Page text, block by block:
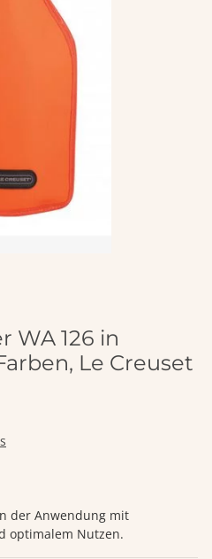
WA 126 in
Le Creuset
der Anwendung mit
optimalem Nutzen.